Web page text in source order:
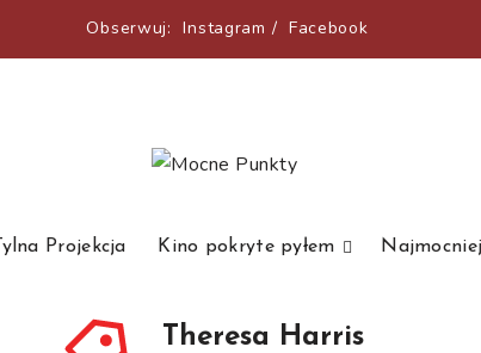
Obserwuj: Instagram / Facebook
Tylna Projekcja Kino pokryte pyłem
Theresa Harris